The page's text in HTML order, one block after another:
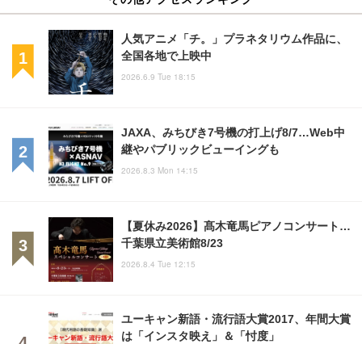
人気アニメ「チ。」プラネタリウム作品に、
全国各地で上映中
2026.6.9 Tue 18:15
JAXA、みちびき7号機の打上げ8/7…Web中
継やパブリックビューイングも
2026.8.3 Mon 14:15
【夏休み2026】髙木竜馬ピアノコンサート…
千葉県立美術館8/23
2026.8.4 Tue 12:15
ユーキャン新語・流行語大賞2017、年間大賞
は「インスタ映え」＆「忖度」